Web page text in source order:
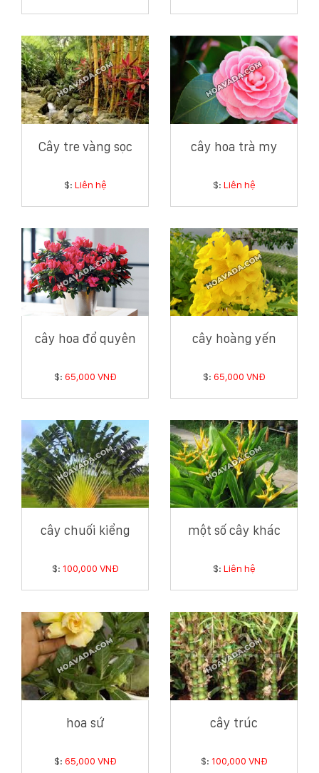
Cây tre vàng sọc
$: Liên hệ
cây hoa trà my
$: Liên hệ
cây hoa đổ quyên
$: 65,000 VNĐ
cây hoàng yến
$: 65,000 VNĐ
cây chuối kiểng
$: 100,000 VNĐ
một số cây khác
$: Liên hệ
hoa sứ
$: 65,000 VNĐ
cây trúc
$: 100,000 VNĐ